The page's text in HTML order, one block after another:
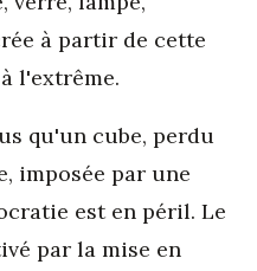
à partir de cette
l'extrême.
qu'un cube, perdu
imposée par une
est en péril. Le
par la mise en